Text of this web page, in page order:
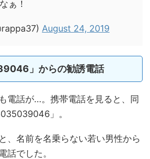
ぁ！
August 24, 2019
」からの勧誘電話
電話が...。携帯電話を見ると、同
」。
、名前を名乗らない若い男性から
話でした。